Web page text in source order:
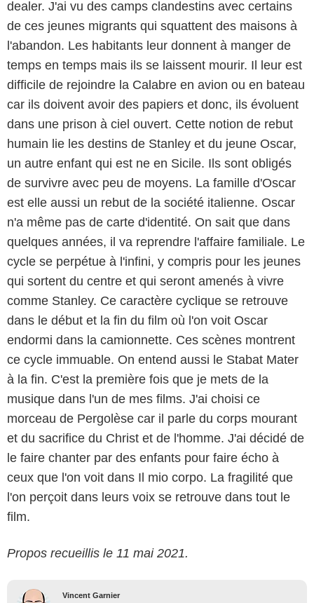
dealer. J'ai vu des camps clandestins avec certains
de ces jeunes migrants qui squattent des maisons à
l'abandon. Les habitants leur donnent à manger de
temps en temps mais ils se laissent mourir. Il leur est
difficile de rejoindre la Calabre en avion ou en bateau
car ils doivent avoir des papiers et donc, ils évoluent
dans une prison à ciel ouvert. Cette notion de rebut
humain lie les destins de Stanley et du jeune Oscar,
un autre enfant qui est ne en Sicile. Ils sont obligés
de survivre avec peu de moyens. La famille d'Oscar
est elle aussi un rebut de la société italienne. Oscar
n'a même pas de carte d'identité. On sait que dans
quelques années, il va reprendre l'affaire familiale. Le
cycle se perpétue à l'infini, y compris pour les jeunes
qui sortent du centre et qui seront amenés à vivre
comme Stanley. Ce caractère cyclique se retrouve
dans le début et la fin du film où l'on voit Oscar
endormi dans la camionnette. Ces scènes montrent
ce cycle immuable. On entend aussi le Stabat Mater
à la fin. C'est la première fois que je mets de la
musique dans l'un de mes films. J'ai choisi ce
morceau de Pergolèse car il parle du corps mourant
et du sacrifice du Christ et de l'homme. J'ai décidé de
le faire chanter par des enfants pour faire écho à
ceux que l'on voit dans Il mio corpo. La fragilité que
l'on perçoit dans leurs voix se retrouve dans tout le
film.
Propos recueillis le 11 mai 2021.
Vincent Garnier